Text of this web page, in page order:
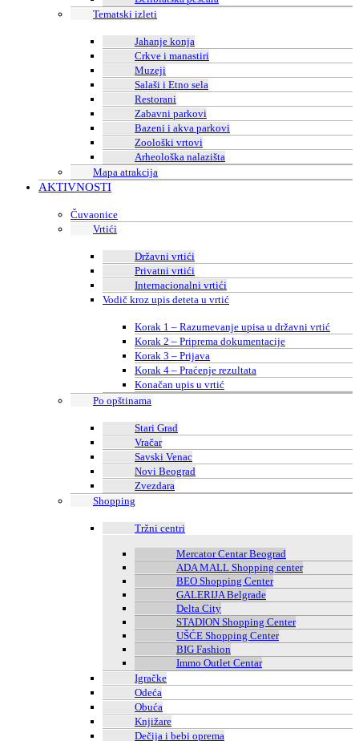
Tematski izleti
Jahanje konja
Crkve i manastiri
Muzeji
Salaši i Etno sela
Restorani
Zabavni parkovi
Bazeni i akva parkovi
Zoološki vrtovi
Arheološka nalazišta
Mapa atrakcija
AKTIVNOSTI
Čuvaonice
Vrtići
Državni vrtići
Privatni vrtići
Internacionalni vrtići
Vodič kroz upis deteta u vrtić
Korak 1 – Razumevanje upisa u državni vrtić
Korak 2 – Priprema dokumentacije
Korak 3 – Prijava
Korak 4 – Praćenje rezultata
Konačan upis u vrtić
Po opštinama
Stari Grad
Vračar
Savski Venac
Novi Beograd
Zvezdara
Shopping
Tržni centri
Mercator Centar Beograd
ADA MALL Shopping center
BEO Shopping Center
GALERIJA Belgrade
Delta City
STADION Shopping Center
UŠĆE Shopping Center
BIG Fashion
Immo Outlet Centar
Igračke
Odeća
Obuća
Knjižare
Dečija i bebi oprema